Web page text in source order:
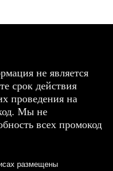
не является
срок действия
проведения на
Мы не
всех промокод
размещены